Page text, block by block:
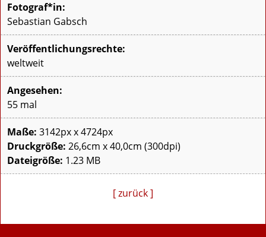
Fotograf*in:
Sebastian Gabsch
Veröffentlichungsrechte:
weltweit
Angesehen:
55 mal
Maße: 3142px x 4724px
Druckgröße: 26,6cm x 40,0cm (300dpi)
Dateigröße: 1.23 MB
[ zurück ]